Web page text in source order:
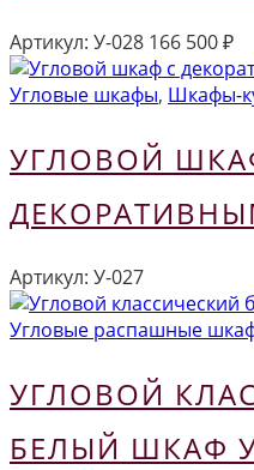
Артикул: У-028 166 500₽
Угловые шкафы, Шкафы-
УГЛОВОЙ
Артикул: У-027
Угловые распашные
УГЛОВОЙ
БЕЛЫЙ ШКАФ